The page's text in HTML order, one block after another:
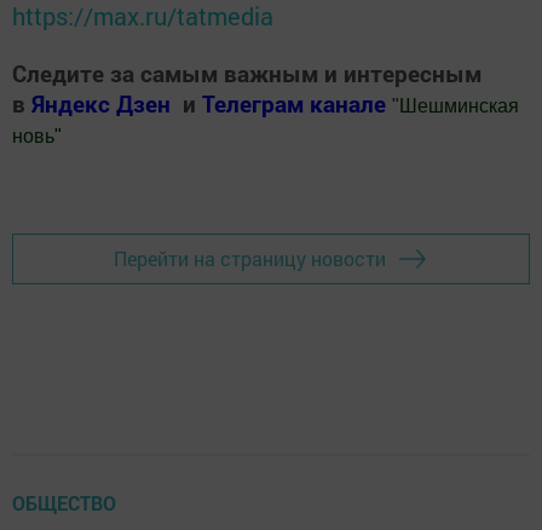
https://max.ru/tatmedia
Следите за самым важным и интересным
в Яндекс Дзен и Телеграм канале " Шешминская
новь"
Перейти на страницу новости
ОБЩЕСТВО